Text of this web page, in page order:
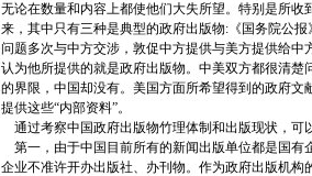
无论在数量和内容上都使他们大失所望。特别是所
来，其中只有三种是典型的政府出版物:《国务院公
问题多次与中方交涉，敦促中方提供与美方提供给
认为他所提供的就是政府出版物。中美双方都很清
的界限，中国却没有。美国方面所希望得到的政府文
提供这些“内部资料”。
通过考察中国政府出版物竹理体制和出版现状，可
第一，由于中国目前所有的新闻出版单位都是国有
企业不准许开办出版社、办刊物。作为政府出版机